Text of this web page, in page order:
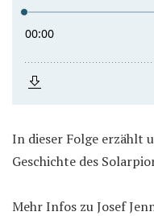
In dieser Folge erzählt
Geschichte des
Mehr Infos zu Josef